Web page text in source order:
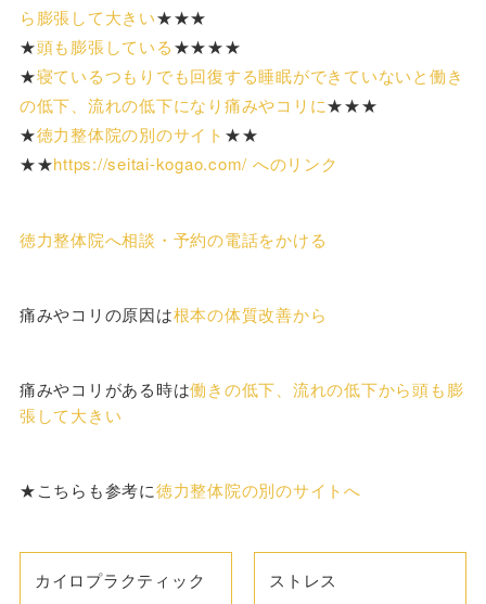
ら膨張して大きい★★★
★頭も膨張している★★★★
★寝ているつもりでも回復する睡眠ができていないと働き
の低下、流れの低下になり痛みやコリに★★★
★徳力整体院の別のサイト ★★
★★https://seitai-kogao.com/ へのリンク
徳力整体院へ相談・予約の電話をかける
痛みやコリの原因は根本の体質改善から
痛みやコリがある時は働きの低下、流れの低下から頭も膨
張して大きい
★こちらも参考に徳力整体院の別のサイトへ
カイロプラクティック ストレス